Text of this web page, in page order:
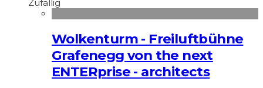
Zufällig
Wolkenturm - Freiluftbühne
Grafenegg von the next
ENTERprise - architects